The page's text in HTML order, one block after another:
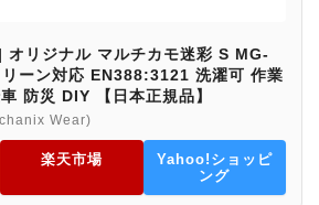
オリジナル マルチカモ迷彩 S MG-
ーン対応 EN388:3121 洗濯可 作業
防災 DIY 【日本正規品】
Wear)
楽天市場
Yahoo!ショッピ
ング